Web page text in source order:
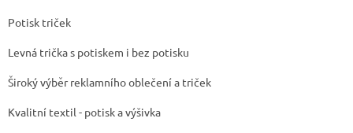
Potisk triček
Levná trička s potiskem i bez potisku
Široký výběr reklamního oblečení a triček
Kvalitní textil - potisk a výšivka